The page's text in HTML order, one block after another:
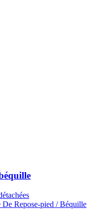
De Repose-pied / Béquille